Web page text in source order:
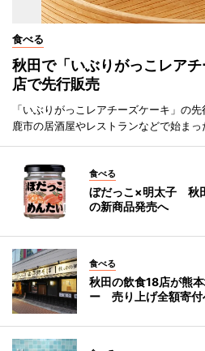
食べる
秋田で「いぶりがっこレア
店で先行販売
「いぶりがっこレアチーズケーキ」の
鹿市の居酒屋やレストランなどで始まっ
食べる
ぼだっこ×明太子 秋
の新商品発売へ
食べる
秋田の飲食18店が熊
ー 売り上げ全額寄付